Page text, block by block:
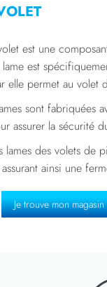
est une
est
elle permet au volet
sont fabriquées
assurer la sécurité
lames des volets de
ainsi une
Je trouve mon magasin